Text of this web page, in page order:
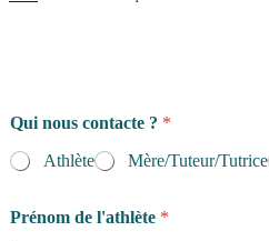
Qui nous contacte ? *
Athlète
Mère/Tuteur/Tutrice
Prénom de l'athlète *